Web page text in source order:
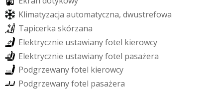
Klimatyzacja automatyczna, dwustrefowa
Tapicerka skórzana
Elektrycznie ustawianyfotel kierowcy
Elektrycznie ustawianyfotel pasażera
Podgrzewanyfotel kierowcy
Podgrzewanyfotel pasażera